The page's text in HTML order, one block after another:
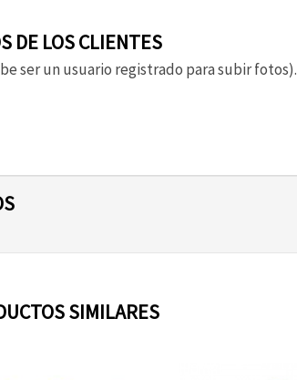
DE LOS CLIENTES
ser un usuario registrado para subir fotos).
SIMILARES